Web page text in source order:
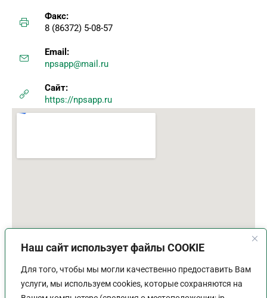
Наш сайт использует файлы COOKIE
Для того, чтобы мы могли качественно предоставить Вам
услуги, мы используем cookies, которые сохраняются на
Факс:
8 (86372) 5-08-57
Email:
npsapp@mail.ru
Сайт:
https://npsapp.ru